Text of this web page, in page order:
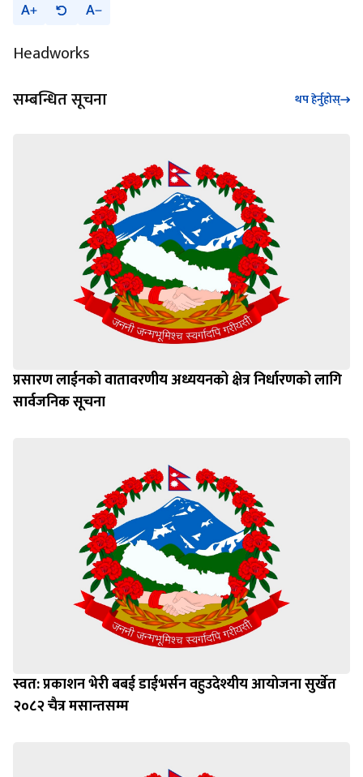
A A
Headworks
सम्बन्धित सूचना
थप हेर्नुहोस्
प्रसारण लाईनको वातावरणीय अध्ययनको क्षेत्र निर्धारणको लागि
सार्वजनिक सूचना
स्वत: प्रकाशन भेरी बबई डाईभर्सन वहुउदेश्यीय आयोजना सुर्खेत
२०८२ चैत्र मसान्तसम्म